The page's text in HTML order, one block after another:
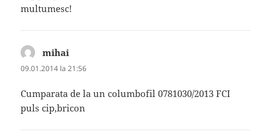
multumesc!
mihai
09.01.2014 la 21:56
Cumparata de la un columbofil 0781030/2013 FCI
puls cip,bricon